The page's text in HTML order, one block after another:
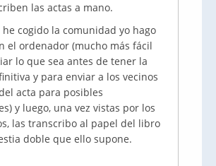
las actas a mano.
he cogido la comunidad yo hago
el ordenador (mucho más fácil
lo que sea antes de tener la
y para enviar a los vecinos
acta para posibles
y luego, una vez vistas por los
las transcribo al papel del libro
doble que ello supone.